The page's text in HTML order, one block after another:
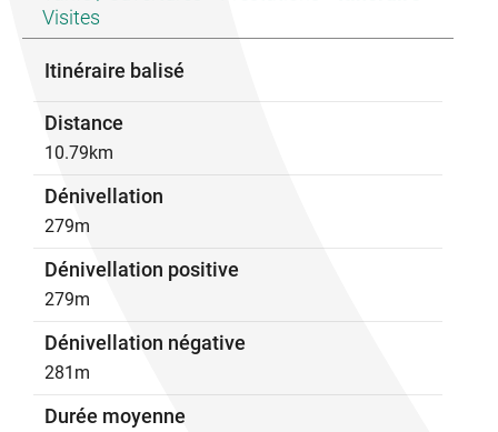
Visites
Itinéraire balisé
Distance
10.79km
Dénivellation
279m
Dénivellation positive
279m
Dénivellation négative
281m
Durée moyenne